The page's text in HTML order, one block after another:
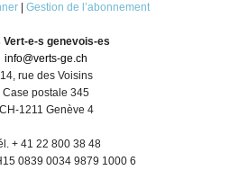
Gestion de l’abonnement
Vert-e-s genevois-es
info@verts-ge.ch
14, rue des Voisins
Case postale 345
CH-1211 Genève 4
+ 41 22 800 38 48
0839 0034 9879 1000 6